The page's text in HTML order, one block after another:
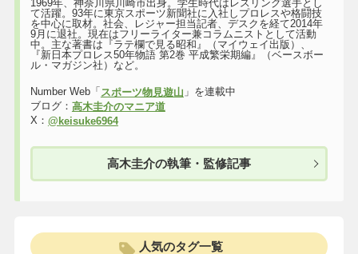
1969年、神奈川県川崎市出身。学生時代はレスリング選手とし
て活躍。93年に東京スポーツ新聞社に入社しプロレスや格闘技
を中心に取材。社会、レジャー担当記者、デスクを経て2014年
9月に退社。現在はフリーライター兼コラムニストとして活動
中。主な著書は『ラテ欄で見る昭和』（マイウェイ出版）、
『新日本プロレス50年物語 第2巻 平成繁栄期編』（ベースボー
ル・マガジン社）など。
Number Web「 スポーツ物見遊山 」を連載中
ブログ： 高木圭介のマニア道
X： @keisuke6964
高木圭介の執筆・監修記事
人気のタグ一覧